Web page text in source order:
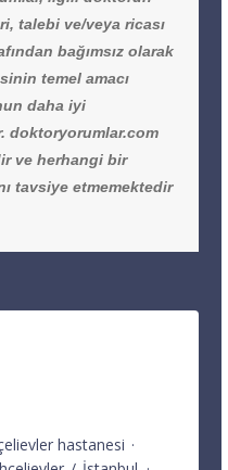
talebi ve/veya ricası
bağımsız olarak
temel amacı
daha iyi
doktoryorumlar.com
ve herhangi bir
tavsiye etmemektedir
hastanesi ·